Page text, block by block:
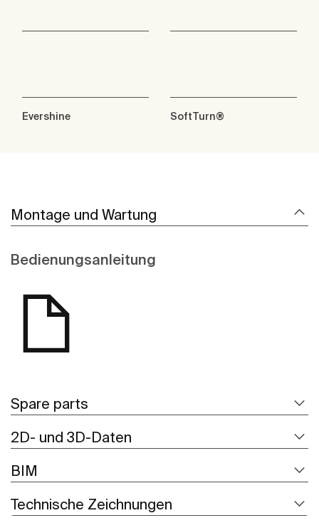
Evershine SoftTurn®
Montage und Wartung
Bedienungsanleitung
Spare parts
2D- und 3D-Daten
BIM
Technische Zeichnungen